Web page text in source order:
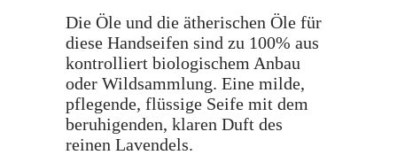
Die Öle und die ätherischen Öle für
diese Handseifen sind zu 100% aus
kontrolliert biologischem Anbau
oder Wildsammlung. Eine milde,
pflegende, flüssige Seife mit dem
beruhigenden, klaren Duft des
reinen Lavendels.